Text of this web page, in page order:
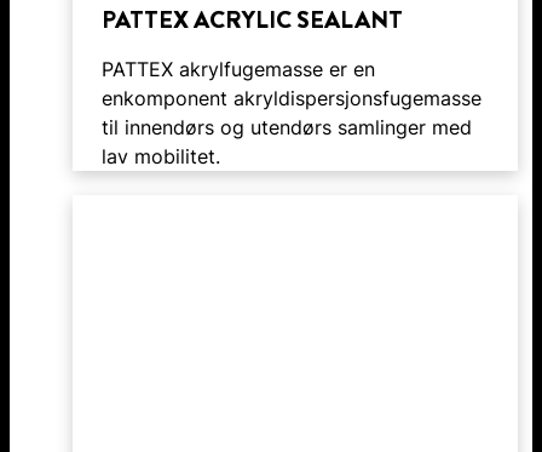
PATTEX ACRYLIC SEALANT
PATTEX akrylfugemasse er en
enkomponent akryldispersjonsfugemasse
til innendørs og utendørs samlinger med
lav mobilitet.